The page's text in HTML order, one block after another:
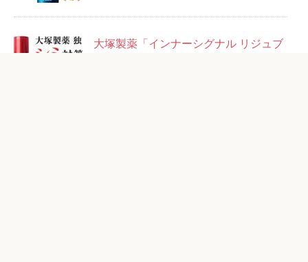
大塚製薬「インナーシグナル リジュブ